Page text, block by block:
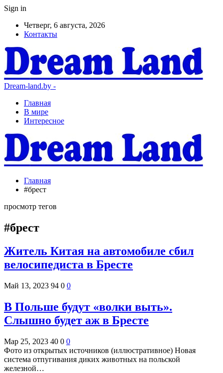
Sign in
Четверг, 6 августа, 2026
Контакты
Dream-land.by -
Главная
В мире
Интересное
Главная
#брест
просмотр тегов
#брест
Житель Китая на автомобиле сбил
велосипедиста в Бресте
Май 13, 2023 94 0 0
В Польше будут «волки выть».
Слышно будет аж в Бресте
Мар 25, 2023 40 0 0
Фото из открытых источников (иллюстративное) Новая
система отпугивания диких животных на польской
железной…